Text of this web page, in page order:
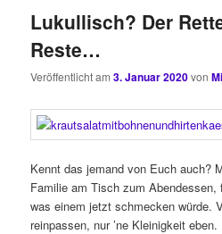
Lukullisch? Der
Reste…
Veröffentlicht am3. Januar 2020von
Kennt das jemand von Euch auch?
Familie am Tisch zum Abendessen,
was einem jetzt schmecken würde.
reinpassen, nur ’ne Kleinigkeit eben.